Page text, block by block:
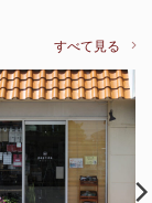
すべて見る